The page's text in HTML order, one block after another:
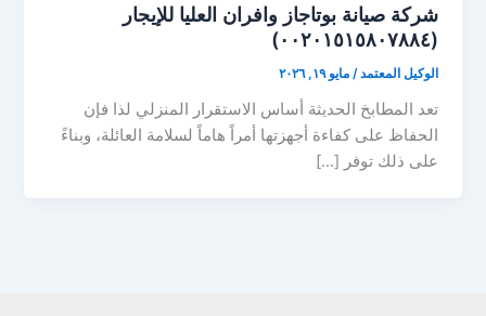
شركة صيانة بوتاجاز وافران العليا للإيجار
(٠٠٢٠١٥١٥٨٠٧٨٨٤)
الوكيل المعتمد/مايو ١٩, ٢٠٢٦
تعد المطابخ الحديثة أساس الاستقرار المنزلي لذا فإن
الحفاظ على كفاءة أجهزتها أمراً هاماً لسلامة العائلة، وبناءً
على ذلك توفر […]